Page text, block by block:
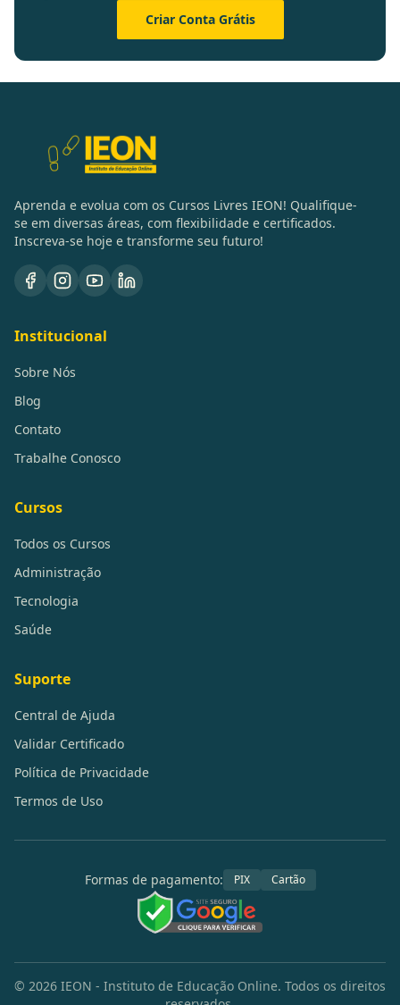
Criar Conta Grátis
Aprenda e evolua com os Cursos Livres IEON! Qualifique-
se em diversas áreas, com flexibilidade e certificados.
Inscreva-se hoje e transforme seu futuro!
Institucional
Sobre Nós
Blog
Contato
Trabalhe Conosco
Cursos
Todos os Cursos
Administração
Tecnologia
Saúde
Suporte
Central de Ajuda
Validar Certificado
Política de Privacidade
Termos de Uso
Formas de pagamento: PIX Cartão
© 2026 IEON - Instituto de Educação Online. Todos os direitos